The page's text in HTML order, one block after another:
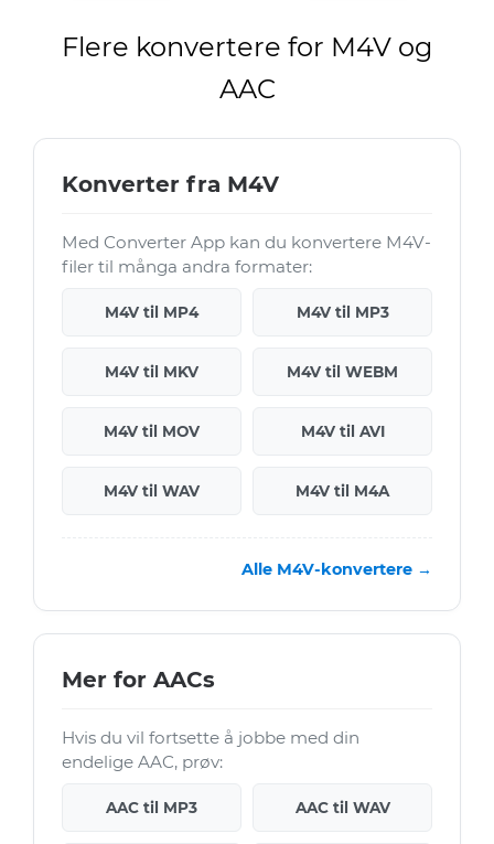
Flere konvertere for M4V og
AAC
Konverter fra M4V
Med Converter App kan du konvertere M4V-
filer til många andra formater:
M4V til MP4 M4V til MP3
M4V til MKV M4V til WEBM
M4V til MOV M4V til AVI
M4V til WAV M4V til M4A
Alle M4V-konvertere →
Mer for AACs
Hvis du vil fortsette å jobbe med din
endelige AAC, prøv:
AAC til MP3 AAC til WAV